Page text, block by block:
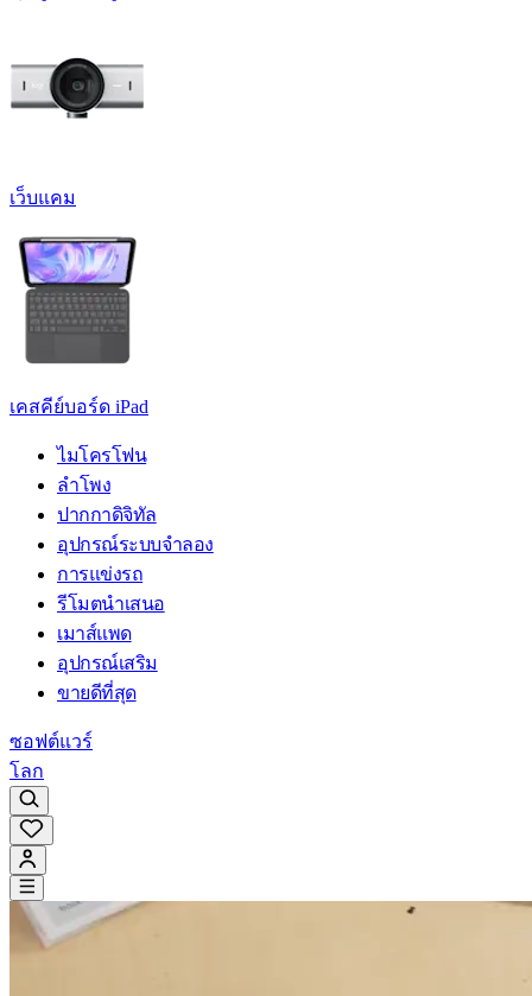
เว็บแคม
เคสคีย์บอร์ด iPad
ไมโครโฟน
ลำโพง
ปากกาดิจิทัล
อุปกรณ์ระบบจำลอง
การแข่งรถ
รีโมตนำเสนอ
เมาส์แพด
อุปกรณ์เสริม
ขายดีที่สุด
ซอฟต์แวร์
โลก